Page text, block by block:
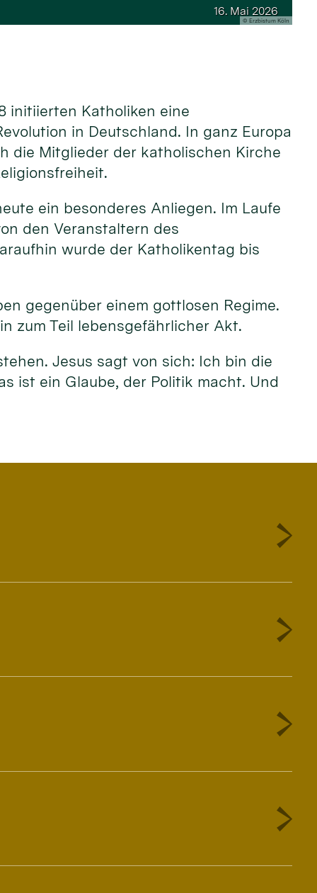
16. Mai 2026
© Erzbistum Köln
initiierten Katholiken eine
in Deutschland. In ganz Europa
die Mitglieder der katholischen Kirche
ein besonderes Anliegen. Im Laufe
den Veranstaltern des
wurde der Katholikentag bis
gegenüber einem gottlosen Regime.
zum Teil lebensgefährlicher Akt.
Jesus sagt von sich: Ich bin die
ist ein Glaube, der Politik macht. Und